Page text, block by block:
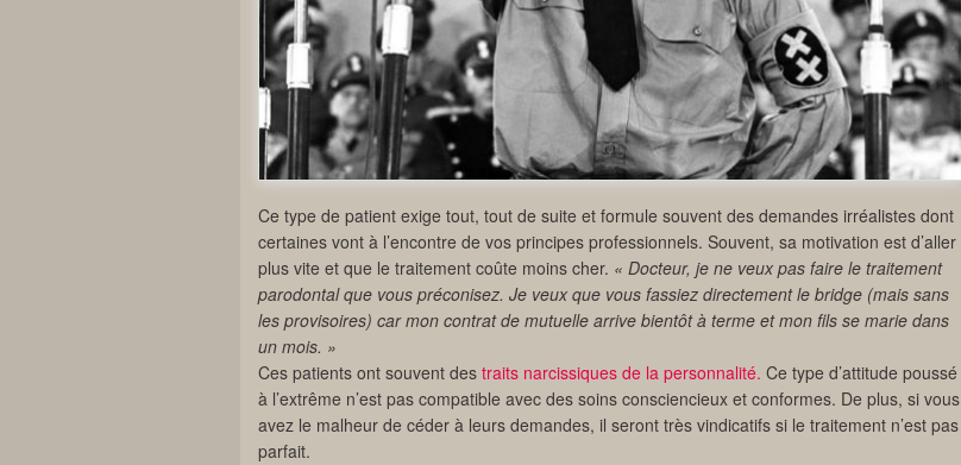
Ce type de patient exige tout, tout de suite et formule souvent des demandes irréalistes dont
certaines vont à l’encontre de vos principes professionnels. Souvent, sa motivation est d’aller
plus vite et que le traitement coûte moins cher. « Docteur, je ne veux pas faire le traitement
parodontal que vous préconisez. Je veux que vous fassiez directement le bridge (mais sans
les provisoires) car mon contrat de mutuelle arrive bientôt à terme et mon fils se marie dans
un mois. »
Ces patients ont souvent des traits narcissiques de la personnalité. Ce type d’attitude poussé
à l’extrême n’est pas compatible avec des soins consciencieux et conformes. De plus, si vous
avez le malheur de céder à leurs demandes, il seront très vindicatifs si le traitement n’est pas
parfait.